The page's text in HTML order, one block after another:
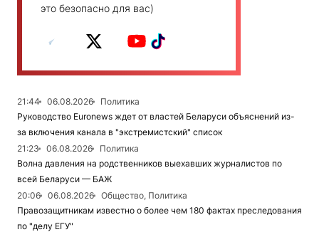
это безопасно для вас)
21:44 06.08.2026
Политика
Руководство Euronews ждет от властей Беларуси объяснений из-
за включения канала в "экстремистский" список
21:23
06.08.2026
Политика
Волна давления на родственников выехавших журналистов по
всей Беларуси — БАЖ
20:06
06.08.2026
Общество, Политика
Правозащитникам известно о более чем 180 фактах преследования
по "делу ЕГУ"